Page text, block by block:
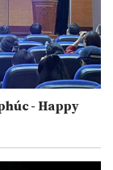
- Happy